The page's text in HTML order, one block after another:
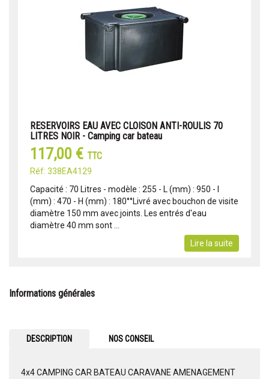
RESERVOIRS EAU AVEC CLOISON ANTI-ROULIS 70
LITRES NOIR - Camping car bateau
117,00 € TTC
Réf: 338EA4129
Capacité : 70 Litres - modèle : 255 - L (mm) : 950 - l
(mm) : 470 - H (mm) : 180°°Livré avec bouchon de visite
diamètre 150 mm avec joints. Les entrés d'eau
diamètre 40 mm sont ...
Lire la suite
Informations générales
DESCRIPTION NOS CONSEIL
4x4 CAMPING CAR BATEAU CARAVANE AMENAGEMENT